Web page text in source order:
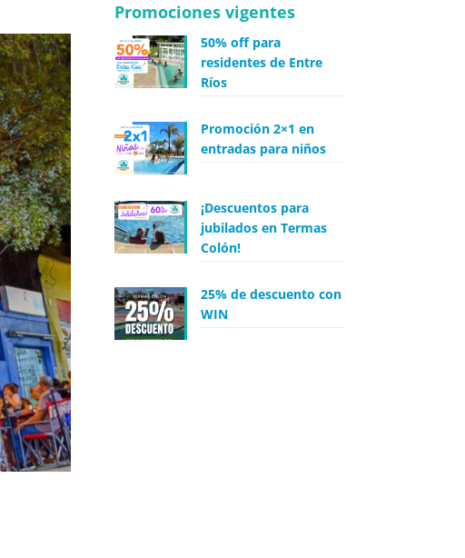
Promociones vigentes
50% off para
residentes de Entre
Ríos
Promoción 2×1 en
entradas para niños
¡Descuentos para
jubilados en Termas
Colón!
25% de descuento con
WIN